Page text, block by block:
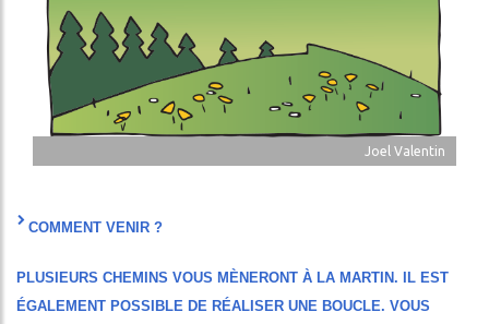
Joel Valentin
COMMENT VENIR ?
PLUSIEURS CHEMINS VOUS MÈNERONT À LA MARTIN. IL EST
ÉGALEMENT POSSIBLE DE RÉALISER UNE BOUCLE. VOUS